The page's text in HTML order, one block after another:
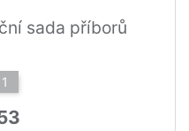
sada příborů
1